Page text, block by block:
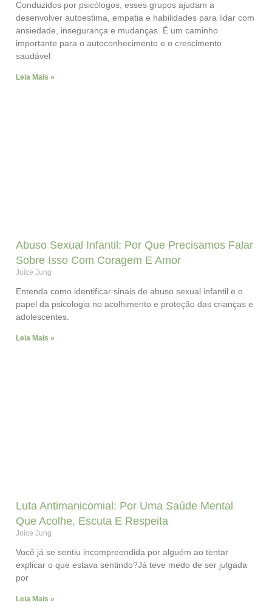
Conduzidos por psicólogos, esses grupos ajudam a
desenvolver autoestima, empatia e habilidades para lidar com
ansiedade, insegurança e mudanças. É um caminho
importante para o autoconhecimento e o crescimento
saudável
Leia Mais »
Abuso Sexual Infantil: Por Que Precisamos Falar
Sobre Isso Com Coragem E Amor
Joice Jung
Entenda como identificar sinais de abuso sexual infantil e o
papel da psicologia no acolhimento e proteção das crianças e
adolescentes.
Leia Mais »
Luta Antimanicomial: Por Uma Saúde Mental
Que Acolhe, Escuta E Respeita
Joice Jung
Você já se sentiu incompreendida por alguém ao tentar
explicar o que estava sentindo?Já teve medo de ser julgada
por
Leia Mais »